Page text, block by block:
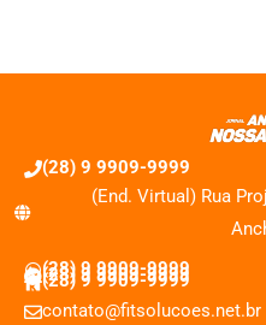
(28) 9 9909-9999
(End. Virtual) Rua
(28) 9 9909-9999
(28) 9 9909-9999
(28) 9 9909-9999
contato@fitsolucoes.net.br